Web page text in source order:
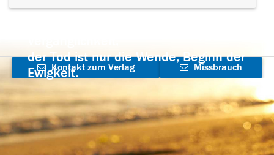
der Tod ist nur die Wende, Beginn der
Ewigkeit.
Kontakt zum Verlag
aufnehmen
Missbrauch